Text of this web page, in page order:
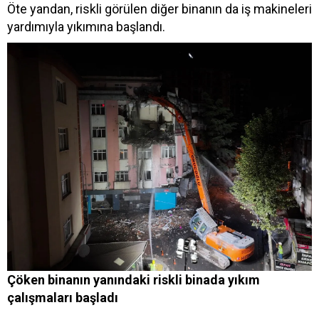
Öte yandan, riskli görülen diğer binanın da iş makineleri
yardımıyla yıkımına başlandı.
Çöken binanın yanındaki riskli binada yıkım
çalışmaları başladı